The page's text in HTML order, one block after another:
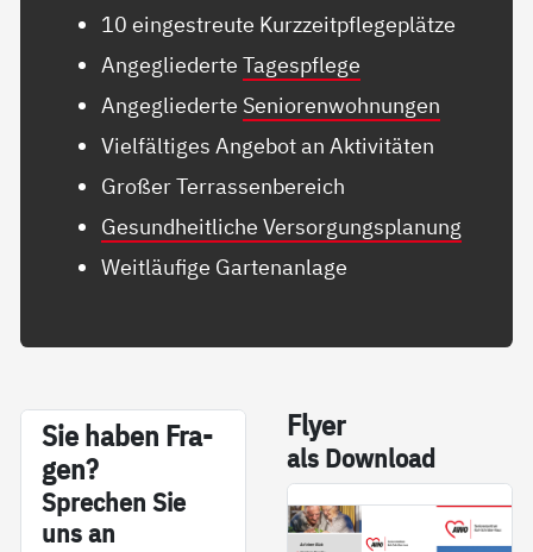
10 eingestreute Kurzzeitpflegeplätze
AngegliederteTagespflege
Angegliederte Seniorenwohnungen
Vielfältiges Angebot an Aktivitäten
Großer Terrassenbereich
Gesundheitliche Versorgungsplanung
Weitläufige Gartenanlage
Sie ha­ben Fra­
gen?
Sp­re­chen Sie
uns an
Fly­er
als Down­load